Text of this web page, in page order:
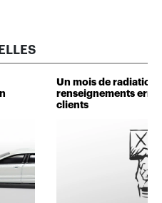
Un mois de radiation
renseignements
clients